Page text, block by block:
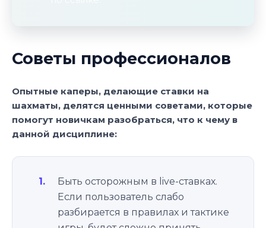
Советы профессионалов
Опытные каперы, делающие ставки на
шахматы, делятся ценными советами, которые
помогут новичкам разобраться, что к чему в
данной дисциплине:
Быть осторожным в live-ставках.
Если пользователь слабо
разбирается в правилах и тактике